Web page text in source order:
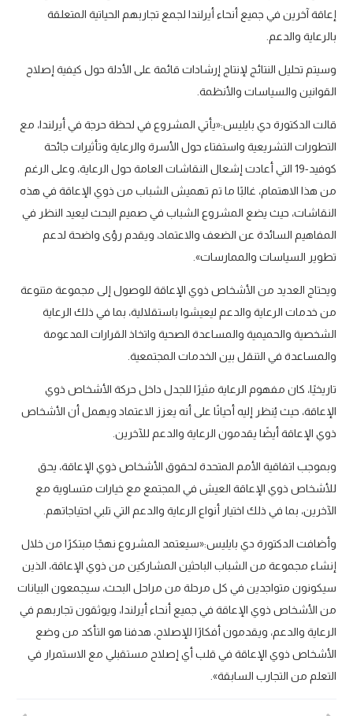
إعاقة آخرين في جميع أنحاء أيرلندا لجمع تجاربهم الحياتية المتعلقة
بالرعاية والدعم.
وسيتم تحليل النتائج لإنتاج إرشادات قائمة على الأدلة حول كيفية إصلاح
القوانين والسياسات والأنظمة.
قالت الدكتورة دي بايليس:«يأتي المشروع في لحظة حرجة في أيرلندا، مع
التطورات التشريعية واستفتاء حول الأسرة والرعاية وتأثيرات جائحة
كوفيد-19 التي أعادت إشعال النقاشات العامة حول الرعاية، وعلى الرغم
من هذا الاهتمام، غالبًا ما تم تهميش الشباب من ذوي الإعاقة في هذه
النقاشات، حيث يضع المشروع الشباب في صميم البحث ليعيد النظر في
المفاهيم السائدة عن الضعف والاعتماد، ويقدم رؤى واضحة لدعم
تطوير السياسات والممارسات».
ويحتاج العديد من الأشخاص ذوي الإعاقة للوصول إلى مجموعة متنوعة
من خدمات الرعاية والدعم ليعيشوا باستقلالية، بما في ذلك الرعاية
الشخصية والحميمية والمساعدة الصحية واتخاذ القرارات المدعومة
والمساعدة في التنقل بين الخدمات المجتمعية.
تاريخيًا، كان مفهوم الرعاية مثيرًا للجدل داخل حركة الأشخاص ذوي
الإعاقة، حيث يُنظر إليه أحيانًا على أنه يعزز الاعتماد ويهمل أن الأشخاص
ذوي الإعاقة أيضًا يقدمون الرعاية والدعم للآخرين.
وبموجب اتفاقية الأمم المتحدة لحقوق الأشخاص ذوي الإعاقة، يحق
للأشخاص ذوي الإعاقة العيش في المجتمع مع خيارات متساوية مع
الآخرين، بما في ذلك اختيار أنواع الرعاية والدعم التي تلبي احتياجاتهم.
وأضافت الدكتورة دي بايليس:«سيعتمد المشروع نهجًا مبتكرًا من خلال
إنشاء مجموعة من الشباب الباحثين المشاركين من ذوي الإعاقة، الذين
سيكونون متواجدين في كل مرحلة من مراحل البحث، سيجمعون البيانات
من الأشخاص ذوي الإعاقة في جميع أنحاء أيرلندا، ويوثقون تجاربهم في
الرعاية والدعم، ويقدمون أفكارًا للإصلاح، هدفنا هو التأكد من وضع
الأشخاص ذوي الإعاقة في قلب أي إصلاح مستقبلي مع الاستمرار في
التعلم من التجارب السابقة».